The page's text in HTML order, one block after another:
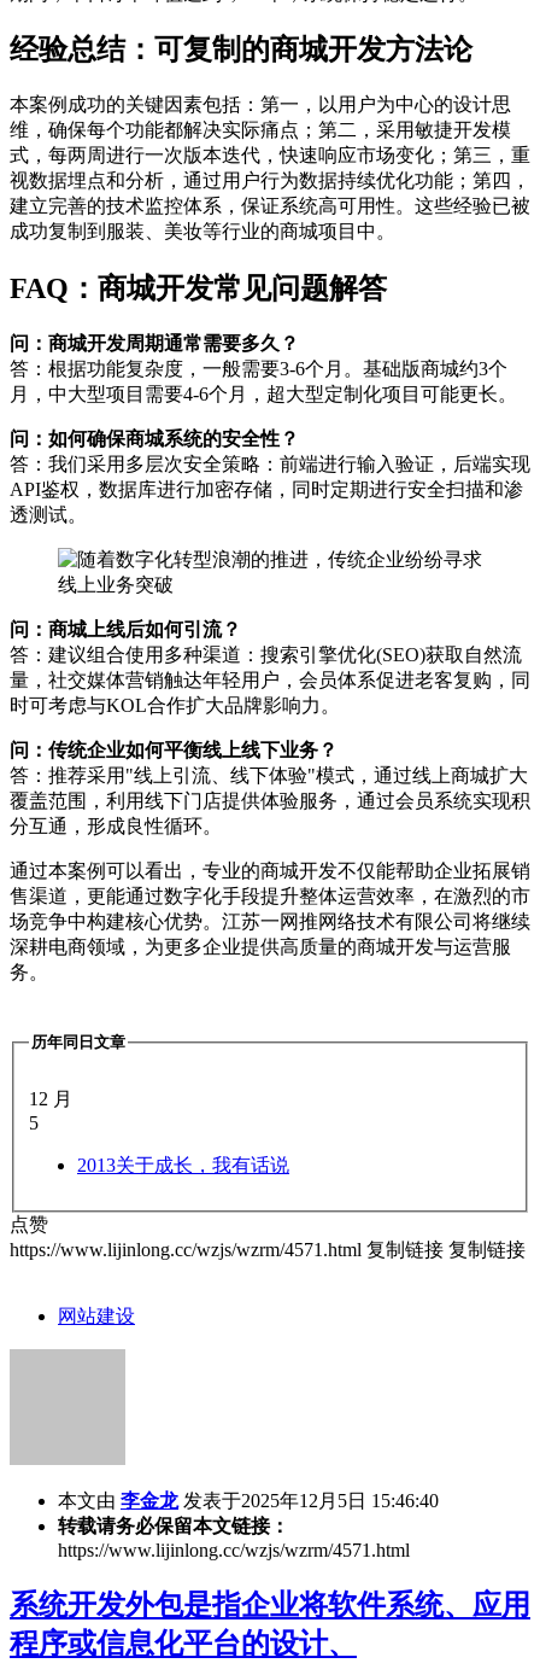
经验总结：可复制的商城开发方法论
本案例成功的关键因素包括：第一，以用户为中心的设计思
维，确保每个功能都解决实际痛点；第二，采用敏捷开发模
式，每两周进行一次版本迭代，快速响应市场变化；第三，重
视数据埋点和分析，通过用户行为数据持续优化功能；第四，
建立完善的技术监控体系，保证系统高可用性。这些经验已被
成功复制到服装、美妆等行业的商城项目中。
FAQ：商城开发常见问题解答
问：商城开发周期通常需要多久？
答：根据功能复杂度，一般需要3-6个月。基础版商城约3个
月，中大型项目需要4-6个月，超大型定制化项目可能更长。
问：如何确保商城系统的安全性？
答：我们采用多层次安全策略：前端进行输入验证，后端实现
API鉴权，数据库进行加密存储，同时定期进行安全扫描和渗
透测试。
问：商城上线后如何引流？
答：建议组合使用多种渠道：搜索引擎优化(SEO)获取自然流
量，社交媒体营销触达年轻用户，会员体系促进老客复购，同
时可考虑与KOL合作扩大品牌影响力。
问：传统企业如何平衡线上线下业务？
答：推荐采用"线上引流、线下体验"模式，通过线上商城扩大
覆盖范围，利用线下门店提供体验服务，通过会员系统实现积
分互通，形成良性循环。
通过本案例可以看出，专业的商城开发不仅能帮助企业拓展销
售渠道，更能通过数字化手段提升整体运营效率，在激烈的市
场竞争中构建核心优势。江苏一网推网络技术有限公司将继续
深耕电商领域，为更多企业提供高质量的商城开发与运营服
务。
历年同日文章
12 月
5
2013关于成长，我有话说
点赞
https://www.lijinlong.cc/wzjs/wzrm/4571.html 复制链接 复制链接
网站建设
本文由 李金龙 发表于2025年12月5日 15:46:40
转载请务必保留本文链接：
https://www.lijinlong.cc/wzjs/wzrm/4571.html
系统开发外包是指企业将软件系统、应用
程序或信息化平台的设计、